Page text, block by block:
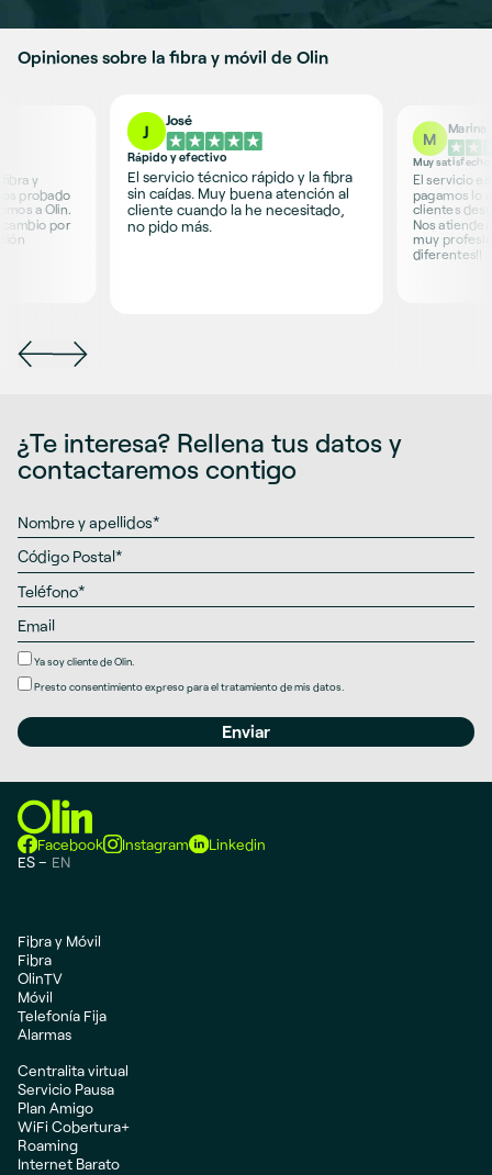
Opiniones sobre la fibra y móvil de Olin
y
probado
a Olin.
por
J
José
Rápido y efectivo
El servicio técnico rápido y la fibra
sin caídas. Muy buena atención al
cliente cuando la he necesitado,
no pido más.
M
Marina
Muy
El servicio
pagamos lo
clientes
Nos
muy
diferentes!!
¿Te interesa? Rellena tus datos y
contactaremos contigo
Ya soy cliente de Olin.
Prestoconsentimiento expresopara el tratamiento de mis datos.
Facebook Instagram
Linkedin
ES
EN
Fibra y Móvil
Fibra
OlinTV
Móvil
Telefonía Fija
Alarmas
Centralita virtual
Servicio Pausa
Plan Amigo
WiFi Cobertura+
Roaming
Internet Barato